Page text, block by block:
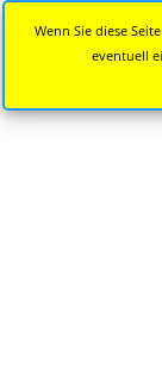
Wenn Sie diese
eventuell